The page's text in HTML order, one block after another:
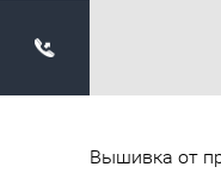
Вышивка от